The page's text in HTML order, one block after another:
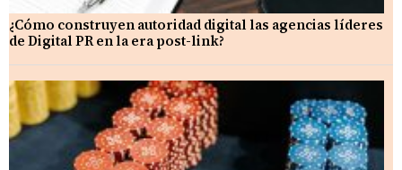
¿Cómo construyen autoridad digital las agencias líderes
de Digital PR en la era post-link?